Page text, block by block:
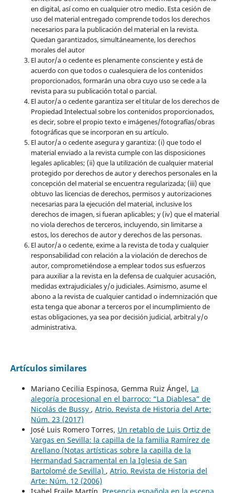
en digital, así como en cualquier otro medio. Esta cesión de
uso del material entregado comprende todos los derechos
necesarios para la publicación del material en la revista.
Quedan garantizados, simultáneamente, los derechos
morales del autor
El autor/a o cedente es plenamente consciente y está de
acuerdo con que todos o cualesquiera de los contenidos
proporcionados, formarán una obra cuyo uso se cede a la
revista para su publicación total o parcial.
El autor/a o cedente garantiza ser el titular de los derechos de
Propiedad Intelectual sobre los contenidos proporcionados,
es decir, sobre el propio texto e imágenes/fotografías/obras
fotográficas que se incorporan en su artículo.
El autor/a o cedente asegura y garantiza: (i) que todo el
material enviado a la revista cumple con las disposiciones
legales aplicables; (ii) que la utilización de cualquier material
protegido por derechos de autor y derechos personales en la
concepción del material se encuentra regularizada; (iii) que
obtuvo las licencias de derechos, permisos y autorizaciones
necesarias para la ejecución del material, inclusive los
derechos de imagen, si fueran aplicables; y (iv) que el material
no viola derechos de terceros, incluyendo, sin limitarse a
estos, los derechos de autor y derechos de las personas.
El autor/a o cedente, exime a la revista de toda y cualquier
responsabilidad con relación a la violación de derechos de
autor, comprometiéndose a emplear todos sus esfuerzos
para auxiliar a la revista en la defensa de cualquier acusación,
medidas extrajudiciales y/o judiciales. Asimismo, asume el
abono a la revista de cualquier cantidad o indemnización que
esta tenga que abonar a terceros por el incumplimiento de
estas obligaciones, ya sea por decisión judicial, arbitral y/o
administrativa.
Artículos similares
Mariano Cecilia Espinosa, Gemma Ruiz Ángel, La
alegoría procesional en el barroco: “La Diablesa” de
Nicolás de Bussy , Atrio. Revista de Historia del Arte:
Núm. 23 (2017)
José Luis Romero Torres, Un retablo de Luis Ortiz de
Vargas en Sevilla: la capilla de la familia Ramírez de
Arellano (Notas artísticas sobre la capilla de la
Hermandad Sacramental en la Iglesia de San
Bartolomé de Sevilla) , Atrio. Revista de Historia del
Arte: Núm. 12 (2006)